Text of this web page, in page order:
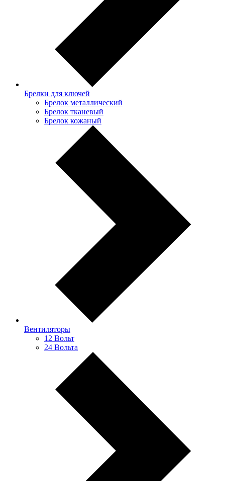
Брелки для ключей
Брелок металлический
Брелок тканевый
Брелок кожаный
Вентиляторы
12 Вольт
24 Вольта